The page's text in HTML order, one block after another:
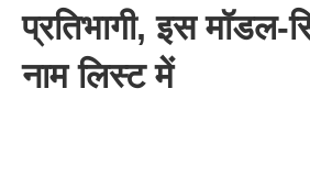
प्रतिभागी, इस मॉडल-
नाम लिस्ट में